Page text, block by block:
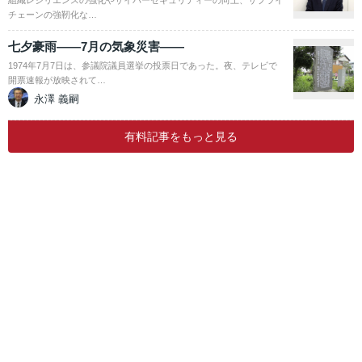
チェーンの強靭化な…
七夕豪雨――7月の気象災害――
1974年7月7日は、参議院議員選挙の投票日であった。夜、テレビで
開票速報が放映されて…
永澤 義嗣
有料記事をもっと見る